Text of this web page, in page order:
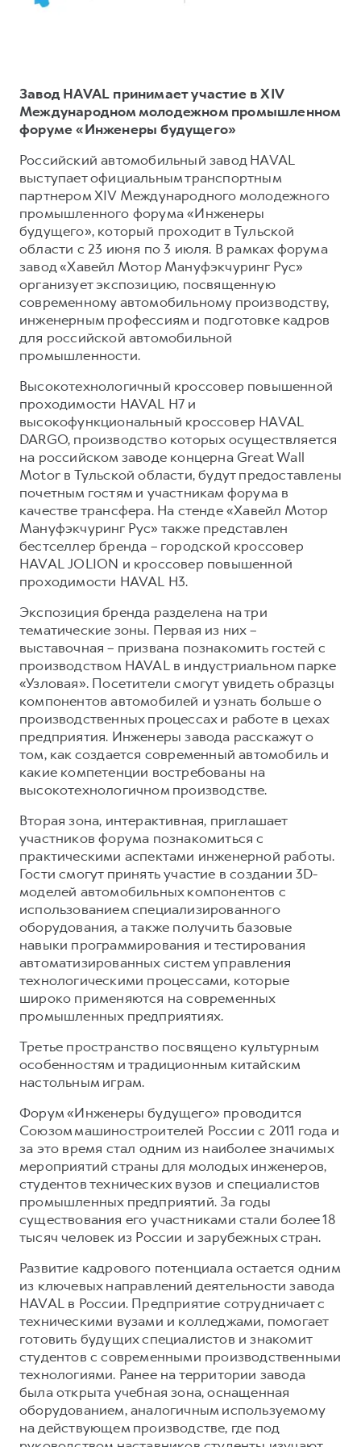
F7
от 2 899 000 ₽
F7X
от 3 599 000 ₽
POER
от 3 449 000 ₽
КРЕДИТ И СТРАХОВАНИЕ
Кредитный калькулятор
Страхование
Кредит
КОРПОРАТИВНЫМ КЛИЕНТАМ
Для малого бизнеса
Корпоративным клиентам
Крупным корпоративным клиентам
Система управления автопарком
Сервис для корпоративных клиентов
HAVAL Лизинг
АКСЕССУАРЫ HAVAL
Автомобильные аксессуары
Коллекция CITY
Коллекция Базовая
Коллекция Детская
Регламенты технического обслуживания
Электронный ПТС
ПОДДЕРЖКА
GWM Безопасность
Гарантия HAVAL
Мобильное приложение GWM
Программа «HAVAL Защита+»
Руководства по эксплуатации
Подписки
АКСЕССУАРЫ HAVAL
Автомобильные аксессуары
Коллекция CITY
Коллекция Базовая
Коллекция Детская
Завод HAVAL принимает участие в XIV
Международном молодежном промышленном
форуме «Инженеры будущего»
Российский автомобильный завод HAVAL
выступает официальным транспортным
партнером XIV Международного молодежного
промышленного форума «Инженеры
будущего», который проходит в Тульской
области с 23 июня по 3 июля. В рамках форума
завод «Хавейл Мотор Мануфэкчуринг Рус»
организует экспозицию, посвященную
современному автомобильному производству,
инженерным профессиям и подготовке кадров
для российской автомобильной
промышленности.
Высокотехнологичный кроссовер повышенной
проходимости HAVAL H7 и
высокофункциональный кроссовер HAVAL
DARGO, производство которых осуществляется
на российском заводе концерна Great Wall
Motor в Тульской области, будут предоставлены
почетным гостям и участникам форума в
качестве трансфера. На стенде «Хавейл Мотор
Мануфэкчуринг Рус» также представлен
бестселлер бренда – городской кроссовер
HAVAL JOLION и кроссовер повышенной
проходимости HAVAL H3.
Экспозиция бренда разделена на три
тематические зоны. Первая из них –
выставочная – призвана познакомить гостей с
производством HAVAL в индустриальном парке
«Узловая». Посетители смогут увидеть образцы
компонентов автомобилей и узнать больше о
производственных процессах и работе в цехах
предприятия. Инженеры завода расскажут о
том, как создается современный автомобиль и
какие компетенции востребованы на
высокотехнологичном производстве.
Вторая зона, интерактивная, приглашает
участников форума познакомиться с
практическими аспектами инженерной работы.
Гости смогут принять участие в создании 3D-
моделей автомобильных компонентов с
использованием специализированного
оборудования, а также получить базовые
навыки программирования и тестирования
автоматизированных систем управления
технологическими процессами, которые
широко применяются на современных
промышленных предприятиях.
Третье пространство посвящено культурным
особенностям и традиционным китайским
настольным играм.
Форум «Инженеры будущего» проводится
Союзом машиностроителей России с 2011 года и
за это время стал одним из наиболее значимых
мероприятий страны для молодых инженеров,
студентов технических вузов и специалистов
промышленных предприятий. За годы
существования его участниками стали более 18
тысяч человек из России и зарубежных стран.
Развитие кадрового потенциала остается одним
из ключевых направлений деятельности завода
HAVAL в России. Предприятие сотрудничает с
техническими вузами и колледжами, помогает
готовить будущих специалистов и знакомит
студентов с современными производственными
технологиями. Ранее на территории завода
была открыта учебная зона, оснащенная
оборудованием, аналогичным используемому
на действующем производстве, где под